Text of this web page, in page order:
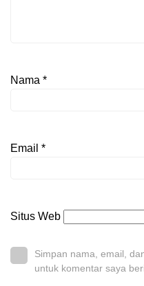
Nama *
Email *
Situs Web
Simpan nama, email,
untuk komentar saya